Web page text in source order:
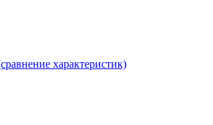
характеристик)